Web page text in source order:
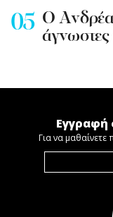
Ο
άγνωστες
Εγγραφή
Για να μαθαίνετε